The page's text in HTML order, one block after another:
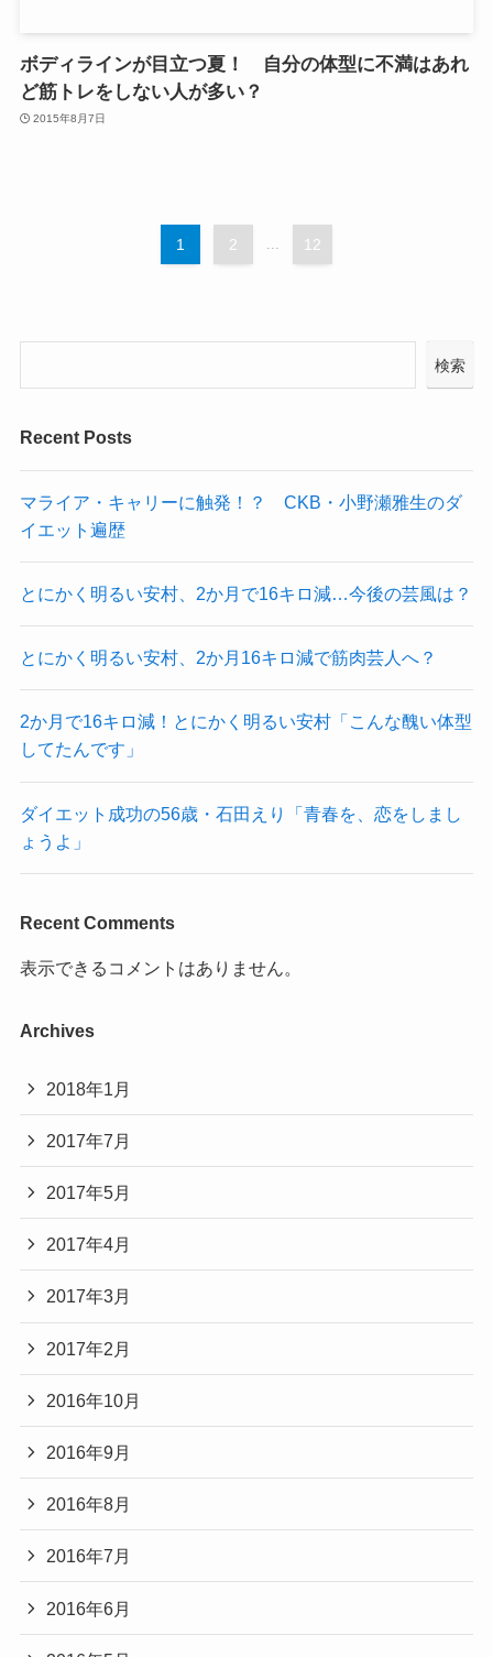
ボディラインが目立つ夏！ 自分の体型に不満はあれ
ど筋トレをしない人が多い？
2015年8月7日
1 2 12
検索
Recent Posts
マライア・キャリーに触発！？ CKB・小野瀬雅生のダ
イエット遍歴
とにかく明るい安村、2か月で16キロ減…今後の芸風は？
とにかく明るい安村、2か月16キロ減で筋肉芸人へ？
2か月で16キロ減！とにかく明るい安村「こんな醜い体型
してたんです」
ダイエット成功の56歳・石田えり「青春を、恋をしまし
ょうよ」
Recent Comments
表示できるコメントはありません。
Archives
2018年1月
2017年7月
2017年5月
2017年4月
2017年3月
2017年2月
2016年10月
2016年9月
2016年8月
2016年7月
2016年6月